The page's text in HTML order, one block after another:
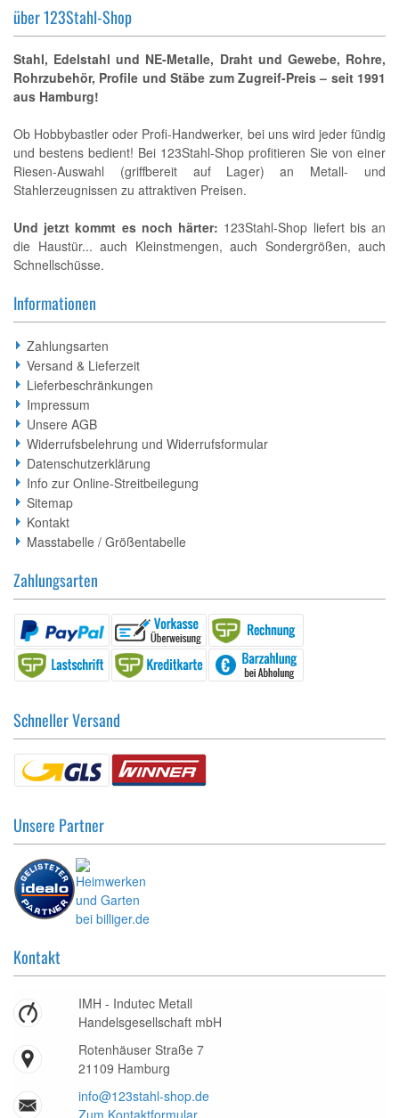
über 123Stahl-Shop
Stahl, Edelstahl und NE-Metalle, Draht und Gewebe, Rohre,
Rohrzubehör, Profile und Stäbe zum Zugreif-Preis – seit 1991
aus Hamburg!
Ob Hobbybastler oder Profi-Handwerker, bei uns wird jeder fündig
und bestens bedient! Bei 123Stahl-Shop profitieren Sie von einer
Riesen-Auswahl (griffbereit auf Lager) an Metall- und
Stahlerzeugnissen zu attraktiven Preisen.
Und jetzt kommt es noch härter: 123Stahl-Shop liefert bis an
die Haustür... auch Kleinstmengen, auch Sondergrößen, auch
Schnellschüsse.
Informationen
Zahlungsarten
Versand & Lieferzeit
Lieferbeschränkungen
Impressum
Unsere AGB
Widerrufsbelehrung und Widerrufsformular
Datenschutzerklärung
Info zur Online-Streitbeilegung
Sitemap
Kontakt
Masstabelle / Größentabelle
Zahlungsarten
Schneller Versand
Unsere Partner
Kontakt
IMH - Indutec Metall
Handelsgesellschaft mbH
Rotenhäuser Straße 7
21109 Hamburg
info@123stahl-shop.de